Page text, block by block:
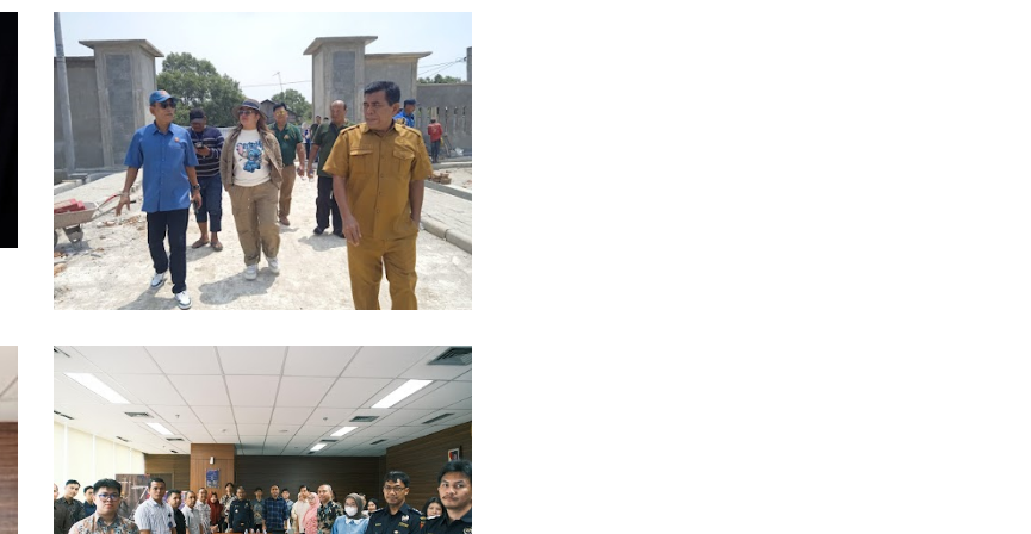
Rugi puluhan Juta! Warga Sidikalang
Lapor ke Polres Dairi Gegara Tanah
Sengketa
Resmi Diluncurkan, Lomba Nelayan
Kreatif Sumut 2026 Siap Angkat Inovasi
dan Potensi Pesisir